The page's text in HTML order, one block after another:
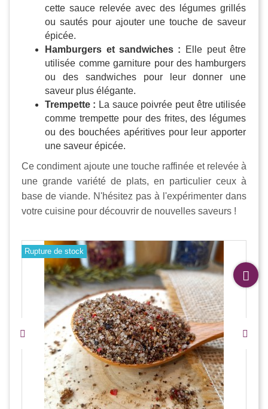
cette sauce relevée avec des légumes grillés
ou sautés pour ajouter une touche de saveur
épicée.
Hamburgers et sandwiches : Elle peut être
utilisée comme garniture pour des hamburgers
ou des sandwiches pour leur donner une
saveur plus élégante.
Trempette : La sauce poivrée peut être utilisée
comme trempette pour des frites, des légumes
ou des bouchées apéritives pour leur apporter
une saveur épicée.
Ce condiment ajoute une touche raffinée et relevée à
une grande variété de plats, en particulier ceux à
base de viande. N'hésitez pas à l'expérimenter dans
votre cuisine pour découvrir de nouvelles saveurs !
Rupture de stock